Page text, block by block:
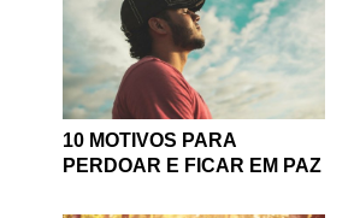
10 MOTIVOS PARA
PERDOAR E FICAR EM PAZ